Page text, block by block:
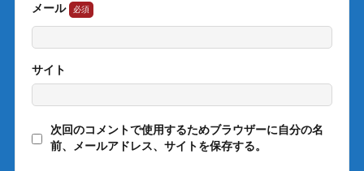
メール
サイト
次回のコメントで使用するためブラウザーに自分の名
前、メールアドレス、サイトを保存する。